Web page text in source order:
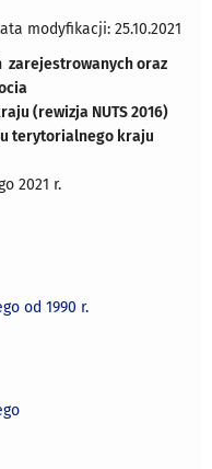
modyfikacji: 25.10.2021
zarejestrowanych oraz
(rewizja NUTS 2016)
terytorialnego kraju
2021 r.
od 1990 r.